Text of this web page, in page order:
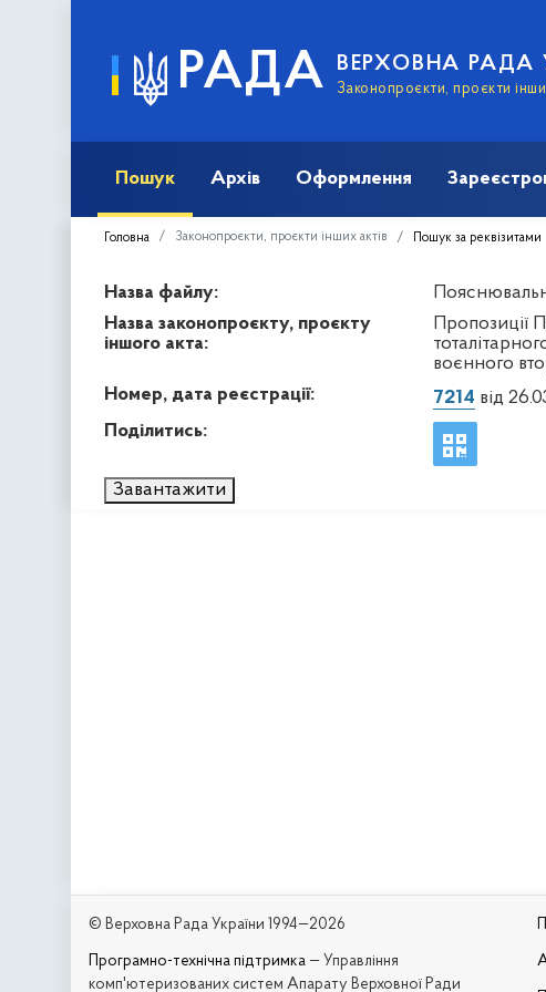
РАДА ВЕРХОВНА РАДА
Законопроєкти, проєкти
Пошук Архів Оформлення
Головна Законопроєкти, проєкти інших актів Пошук за реквізитами
Назва файлу:
Назва законопроєкту, проєкту
іншого акта:
Пропозиції
воєнного
Номер, дата реєстрації:
7214 від
Поділитись:
Завантажити
© Верховна Рада України 1994—2026
Програмно-технічна підтримка — Управління
комп'ютеризованих систем Апарату Верховної Ради